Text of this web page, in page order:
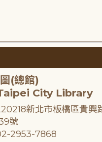
(總館)
City Library
新北市板橋區貴興
號
2953-7868